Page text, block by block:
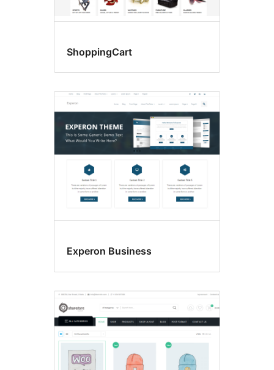
ShoppingCart
Experon Business